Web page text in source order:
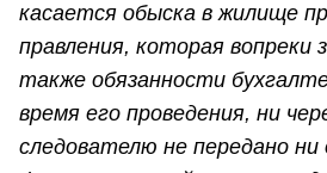
касается обыска в жилище
правления, которая вопреки
также обязанности
время его проведения, ни
следователю не передано ни